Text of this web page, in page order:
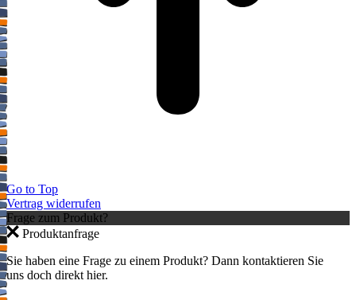
Go to Top
Vertrag widerrufen
Frage zum Produkt?
Produktanfrage
Sie haben eine Frage zu einem Produkt? Dann kontaktieren Sie
uns doch direkt hier.